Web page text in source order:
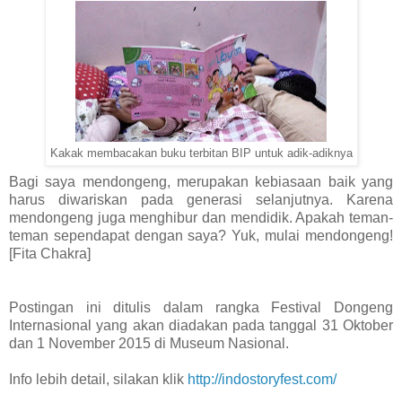
Kakak membacakan buku terbitan BIP untuk adik-adiknya
Bagi saya mendongeng, merupakan kebiasaan baik yang
harus diwariskan pada generasi selanjutnya. Karena
mendongeng juga menghibur dan mendidik. Apakah teman-
teman sependapat dengan saya? Yuk, mulai mendongeng!
[Fita Chakra]
Postingan ini ditulis dalam rangka Festival Dongeng
Internasional yang akan diadakan pada tanggal 31 Oktober
dan 1 November 2015 di Museum Nasional.
Info lebih detail, silakan klik http://indostoryfest.com/